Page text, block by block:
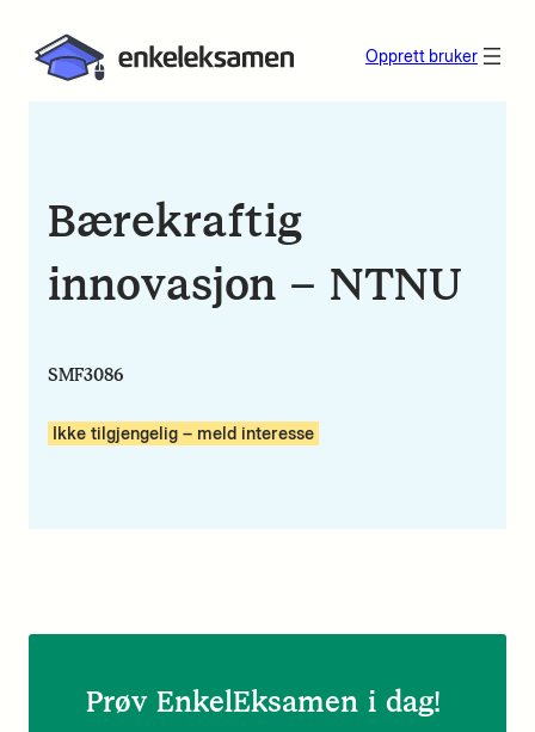
Opprett bruker
Bærekraftig
innovasjon – NTNU
SMF3086
Ikke tilgjengelig – meld interesse
Prøv EnkelEksamen i dag!